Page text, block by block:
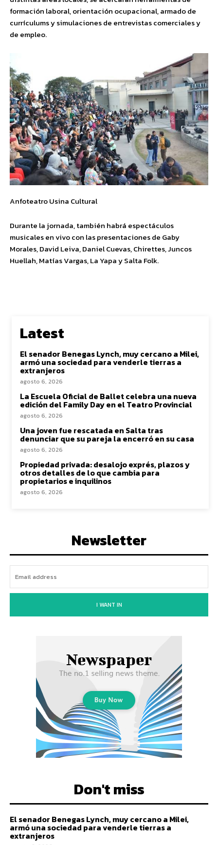
formación laboral, orientación ocupacional, armado de
currículums y simulaciones de entrevistas comerciales y
de empleo.
Anfoteatro Usina Cultural
Durante la jornada, también habrá espectáculos
musicales en vivo con las presentaciones de Gaby
Morales, David Leiva, Daniel Cuevas, Chirettes, Juncos
Huellah, Matías Vargas, La Yapa y Salta Folk.
Latest
El senador Benegas Lynch, muy cercano a Milei,
armó una sociedad para venderle tierras a
extranjeros
agosto 6, 2026
La Escuela Oficial de Ballet celebra una nueva
edición del Family Day en el Teatro Provincial
agosto 6, 2026
Una joven fue rescatada en Salta tras
denunciar que su pareja la encerró en su casa
agosto 6, 2026
Propiedad privada: desalojo exprés, plazos y
otros detalles de lo que cambia para
propietarios e inquilinos
agosto 6, 2026
Newsletter
I WANT IN
Don't miss
El senador Benegas Lynch, muy cercano a Milei,
armó una sociedad para venderle tierras a
extranjeros